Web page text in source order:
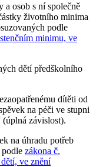
a osob s ní společně
životního minima
podle
minimu, ve
dětí předškolního
dítěti od
na péči ve stupni
závislost).
na úhradu potřeb
podlezákona č.
ve znění